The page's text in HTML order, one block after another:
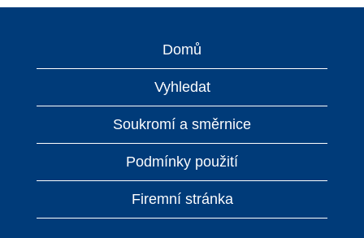
Domů
Vyhledat
Soukromí a směrnice
Podmínky použití
Firemní stránka